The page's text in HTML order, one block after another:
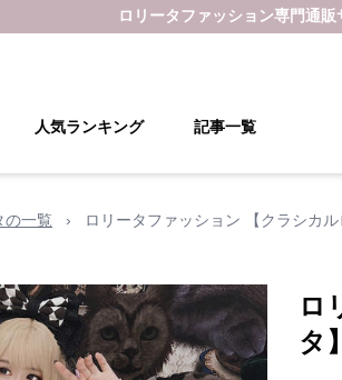
ロリータファッション専門通販
人気ランキング 記事一覧
の一覧 › ロリータファッション 【クラシカ
ロ
タ